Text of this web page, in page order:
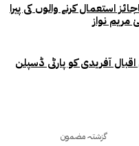
استعمال کرنے والوں کی پیرا
آفریدی کو پارٹی ڈسپلن
گزشتہ مضمون